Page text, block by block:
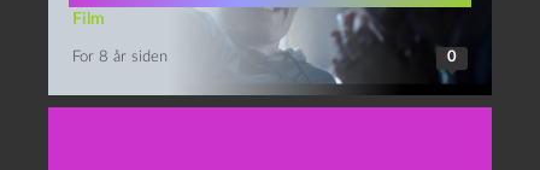
Film
For 8 år siden 0